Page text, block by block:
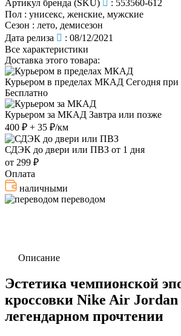
Артикул бренда (SKU)
: 553560-612
Пол : унисекс, женские, мужские
Сезон : лето, демисезон
Дата релиза
: 08/12/2021
Все характеристики
Доставка этого товара:
Курьером в пределах МКАД Сегодня при
Бесплатно
Курьером за МКАД Завтра или позже
400 ₽ + 35 ₽/км
СДЭК до двери или ПВЗ от 1 дня
от 299 ₽
Оплата
наличными
переводом
Описание
Эстетика чемпионской
кроссовки Nike Air
легендарном прочтении